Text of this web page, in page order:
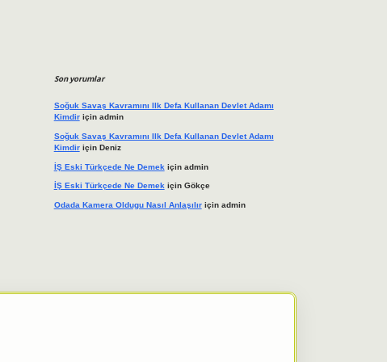
Son yorumlar
Soğuk Savaş Kavramını Ilk Defa Kullanan Devlet Adamı
Kimdiriçin admin
Soğuk Savaş Kavramını Ilk Defa Kullanan Devlet Adamı
Kimdiriçin Deniz
İŞ Eski Türkçede Ne Demek için admin
İŞ Eski Türkçede Ne Demek için Gökçe
Odada Kamera Oldugu Nasıl Anlaşılıriçin admin